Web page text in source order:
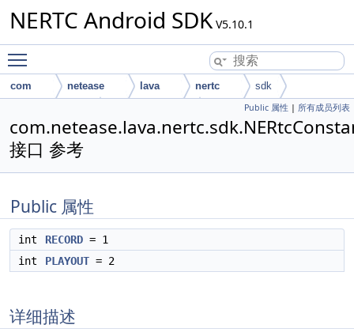
NERTC Android SDK V5.10.1
com netease lava nertc
sdk
Public 属性 | 所有成员列表
接口 参考
Public 属性
int RECORD = 1
int
PLAYOUT = 2
详细描述